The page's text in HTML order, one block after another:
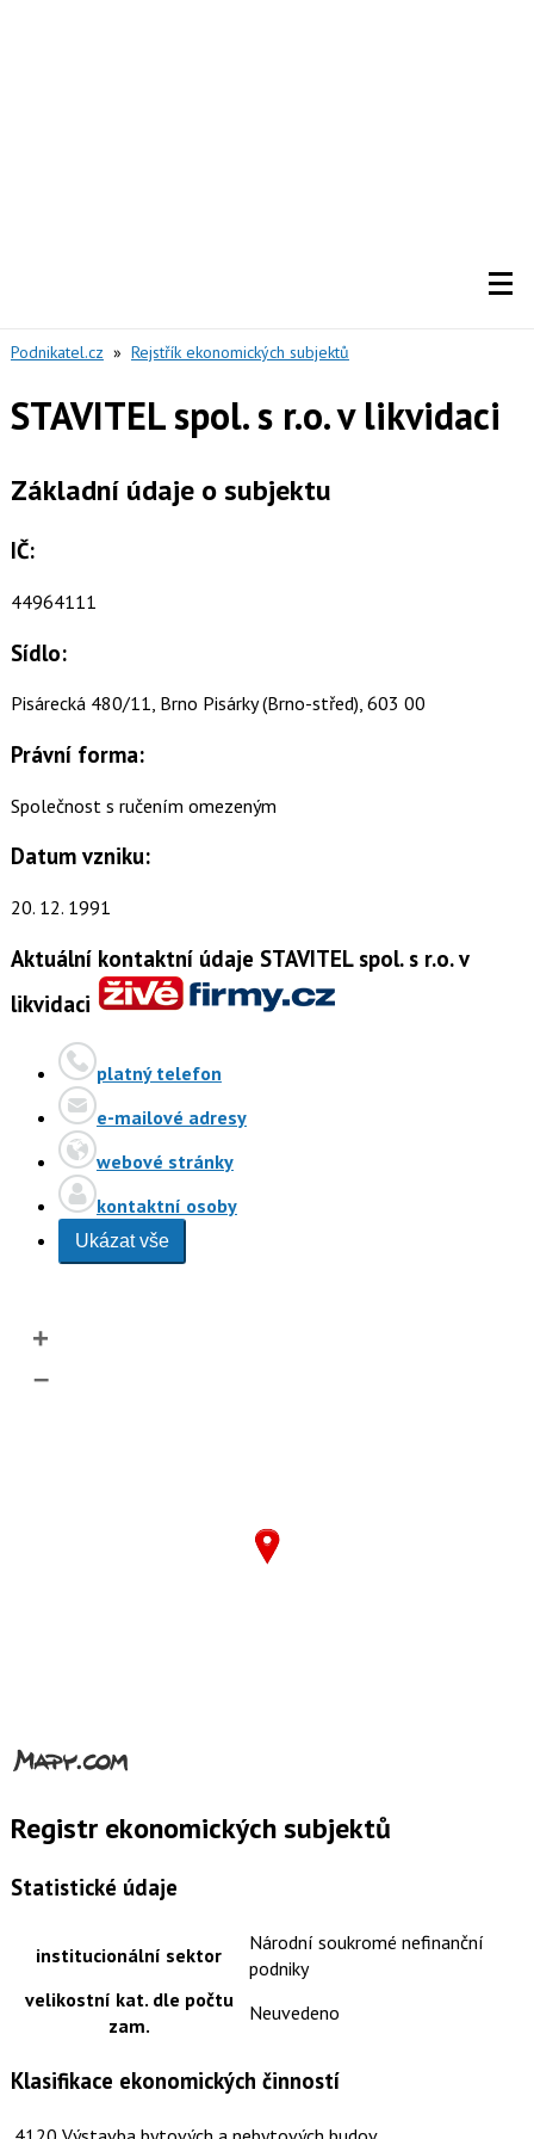
Podnikatel.cz » Rejstřík ekonomických subjektů
STAVITEL spol. s r.o. v likvidaci
Základní údaje o subjektu
IČ:
44964111
Sídlo:
Pisárecká 480/11, Brno Pisárky (Brno-střed), 603 00
Právní forma:
Společnost s ručením omezeným
Datum vzniku:
20. 12. 1991
Aktuální kontaktní údaje STAVITEL spol. s r.o. v
likvidaci
platný telefon
e-mailové adresy
webové stránky
kontaktní osoby
Ukázat vše
+
–
Registr ekonomických subjektů
Statistické údaje
institucionální sektor
Národní soukromé nefinanční
podniky
velikostní kat. dle počtu
zam.
Neuvedeno
Klasifikace ekonomických činností